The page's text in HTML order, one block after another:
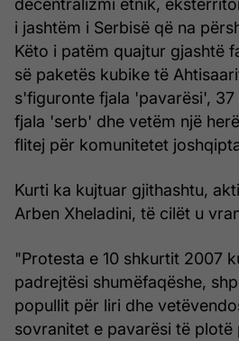
decentralizmi etnik,
i jashtëm i Serbisë që na
Këto i patëm quajtur gjashtë
së paketës kubike të
s'figuronte fjala 'pavarësi', 37
fjala 'serb' dhe vetëm një
flitej për komunitetet
Kurti ka kujtuar gjithashtu,
Arben Xheladini, të cilët u
"Protesta e 10 shkurtit 2007
padrejtësi shumëfaqëshe,
popullit për liri dhe
sovranitet e pavarësi të plotë